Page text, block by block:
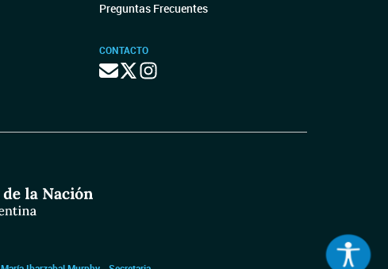
Preguntas Frecuentes
CONTACTO